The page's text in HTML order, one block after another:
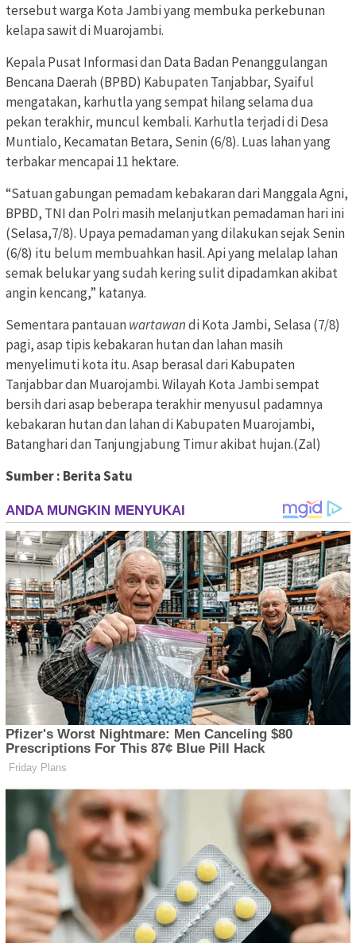
tersebut warga Kota Jambi yang membuka perkebunan
kelapa sawit di Muarojambi.
Kepala Pusat Informasi dan Data Badan Penanggulangan
Bencana Daerah (BPBD) Kabupaten Tanjabbar, Syaiful
mengatakan, karhutla yang sempat hilang selama dua
pekan terakhir, muncul kembali. Karhutla terjadi di Desa
Muntialo, Kecamatan Betara, Senin (6/8). Luas lahan yang
terbakar mencapai 11 hektare.
“Satuan gabungan pemadam kebakaran dari Manggala Agni,
BPBD, TNI dan Polri masih melanjutkan pemadaman hari ini
(Selasa,7/8). Upaya pemadaman yang dilakukan sejak Senin
(6/8) itu belum membuahkan hasil. Api yang melalap lahan
semak belukar yang sudah kering sulit dipadamkan akibat
angin kencang,” katanya.
Sementara pantauanwartawandi Kota Jambi, Selasa (7/8)
pagi, asap tipis kebakaran hutan dan lahan masih
menyelimuti kota itu. Asap berasal dari Kabupaten
Tanjabbar dan Muarojambi. Wilayah Kota Jambi sempat
bersih dari asap beberapa terakhir menyusul padamnya
kebakaran hutan dan lahan di Kabupaten Muarojambi,
Batanghari dan Tanjungjabung Timur akibat hujan.(Zal)
Sumber : Berita Satu